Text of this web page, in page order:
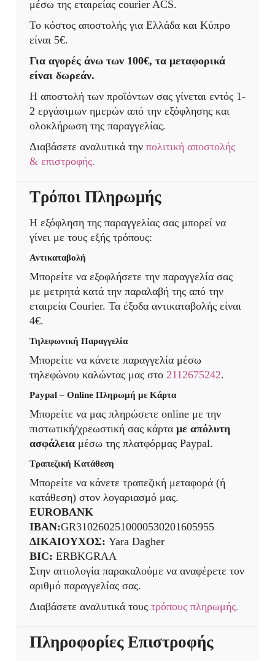
μέσω της εταιρείας courier ACS.
Το κόστος αποστολής για Ελλάδα και Κύπρο
είναι 5€.
Για αγορές άνω των 100€, τα μεταφορικά
είναι δωρεάν.
Η αποστολή των προϊόντων σας γίνεται εντός 1-
2 εργάσιμων ημερών από την εξόφλησης και
ολοκλήρωση της παραγγελίας.
Διαβάσετε αναλυτικά την πολιτική αποστολής
& επιστροφής.
Τρόποι Πληρωμής
Η εξόφληση της παραγγελίας σας μπορεί να
γίνει με τους εξής τρόπους:
Αντικαταβολή
Μπορείτε να εξοφλήσετε την παραγγελία σας
με μετρητά κατά την παραλαβή της από την
εταιρεία Courier. Τα έξοδα αντικαταβολής είναι
4€.
Τηλεφωνική Παραγγελία
Μπορείτε να κάνετε παραγγελία μέσω
τηλεφώνου καλώντας μας στο 2112675242.
Paypal – Online Πληρωμή με Κάρτα
Μπορείτε να μας πληρώσετε online με την
πιστωτική/χρεωστική σας κάρτα με απόλυτη
ασφάλειαμέσω της πλατφόρμας Paypal.
Τραπεζική Κατάθεση
Μπορείτε να κάνετε τραπεζική μεταφορά (ή
κατάθεση) στον λογαριασμό μας.
EUROBANK
IBAN:GR3102602510000530201605955
ΔΙΚΑΙΟΥΧΟΣ: Yara Dagher
BIC: ERBKGRAA
Στην αιτιολογία παρακαλούμε να αναφέρετε τον
αριθμό παραγγελίας σας.
Διαβάσετε αναλυτικά τους τρόπους πληρωμής.
Πληροφορίες Επιστροφής